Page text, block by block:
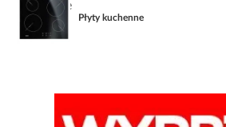
Płyty kuchenne